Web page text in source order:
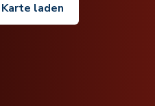
Karte laden